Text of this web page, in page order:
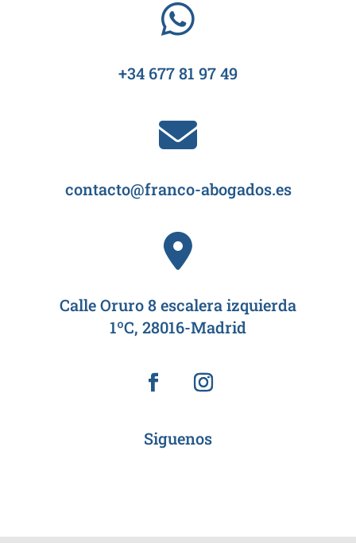
+34 677 81 97 49
contacto@franco-abogados.es
Calle Oruro 8 escalera izquierda
1ºC, 28016-Madrid
Siguenos